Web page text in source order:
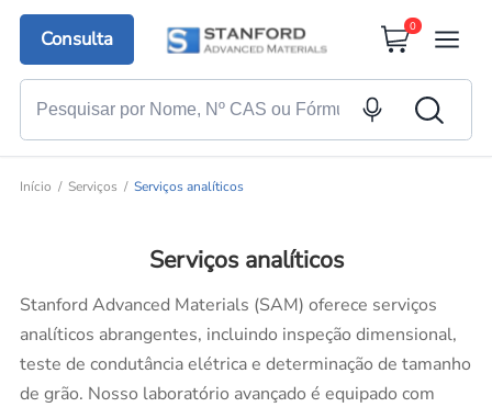
Consulta
0
Início Serviços Serviços analíticos
Serviços analíticos
Stanford Advanced Materials (SAM) oferece serviços
analíticos abrangentes, incluindo inspeção dimensional,
teste de condutância elétrica e determinação de tamanho
de grão. Nosso laboratório avançado é equipado com